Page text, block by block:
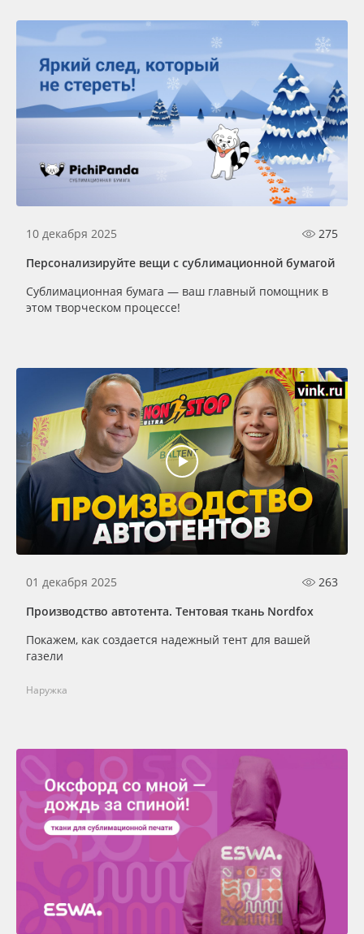
10 декабря 2025
275
Персонализируйте вещи с сублимационной бумагой
Сублимационная бумага — ваш главный помощник в
этом творческом процессе!
01 декабря 2025
263
Производство автотента. Тентовая ткань Nordfox
Покажем, как создается надежный тент для вашей
газели
Наружка